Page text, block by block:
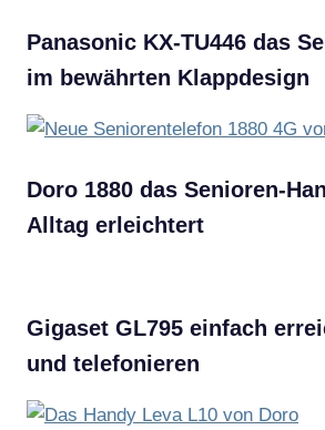
Panasonic KX-TU446 das
im bewährten Klappdesign
Doro 1880 das Senioren-
Alltag erleichtert
Gigaset GL795 einfach
und telefonieren